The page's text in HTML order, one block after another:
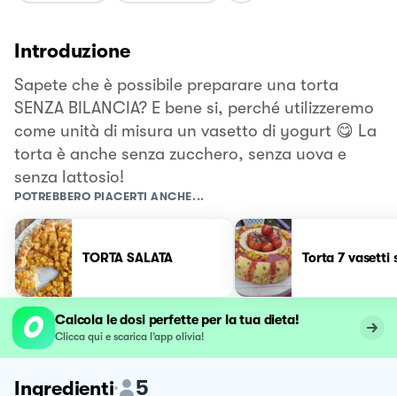
Introduzione
Sapete che è possibile preparare una torta
SENZA BILANCIA? E bene si, perché utilizzeremo
come unità di misura un vasetto di yogurt 😋 La
torta è anche senza zucchero, senza uova e
senza lattosio!
POTREBBERO PIACERTI ANCHE...
TORTA SALATA Torta 7 vasetti
Calcola le dosi perfette per la tua dieta!
Clicca qui e scarica l’app olivia!
Ingredienti 5